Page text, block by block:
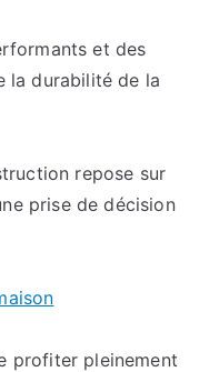
et des
la durabilité de la
repose sur
prise de décision
profiter pleinement